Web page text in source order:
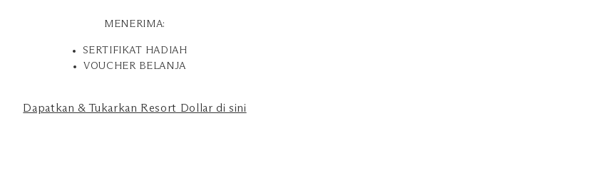
MENERIMA:
SERTIFIKAT HADIAH
VOUCHER BELANJA
Dapatkan & Tukarkan Resort Dollar di sini